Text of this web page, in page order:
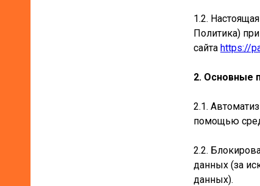
1.2.
Политика)
сайта https://
2. Основные
2.1.
помощью
2.2.
данных (за
данных).